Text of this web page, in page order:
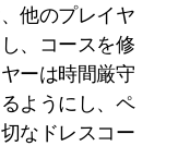
他のプレイヤ
、コースを修
ーは時間厳守
ようにし、ペ
なドレスコー